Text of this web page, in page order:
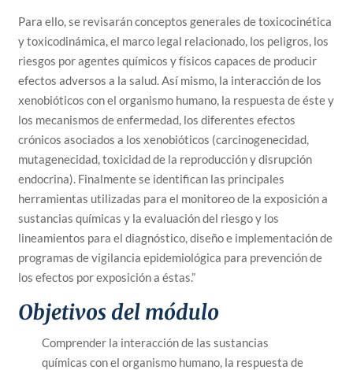
Para ello, se revisarán conceptos generales de toxicocinética
y toxicodinámica, el marco legal relacionado, los peligros, los
riesgos por agentes químicos y físicos capaces de producir
efectos adversos a la salud. Así mismo, la interacción de los
xenobióticos con el organismo humano, la respuesta de éste y
los mecanismos de enfermedad, los diferentes efectos
crónicos asociados a los xenobióticos (carcinogenecidad,
mutagenecidad, toxicidad de la reproducción y disrupción
endocrina). Finalmente se identifican las principales
herramientas utilizadas para el monitoreo de la exposición a
sustancias químicas y la evaluación del riesgo y los
lineamientos para el diagnóstico, diseño e implementación de
programas de vigilancia epidemiológica para prevención de
los efectos por exposición a éstas.”
Objetivos del módulo
Comprender la interacción de las sustancias
químicas con el organismo humano, la respuesta de